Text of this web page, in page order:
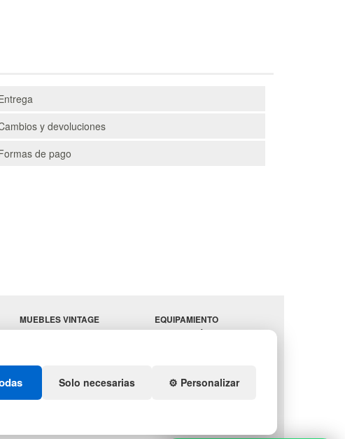
y devoluciones
de pago
MUEBLES VINTAGE
TERRAZAS CON PALETS
EQUIPAMIENTO
HOSTELERÍA PARA
Solo necesarias ⚙️ Personalizar